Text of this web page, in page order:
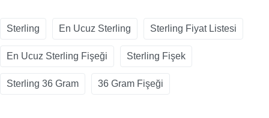
Sterling En Ucuz Sterling Sterling Fiyat Listesi
En Ucuz Sterling Fişeği Sterling Fişek
Sterling 36 Gram 36 Gram Fişeği